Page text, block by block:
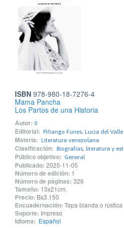
ISBN 978-980-18-7276-4
Mama Pancha
Los Partos de una Historia
Autor: 0
Editorial: Piñango Funes, Lucia del Valle
Materia: Literatura venezolana
Clasificación: Biografías, literatura y
Público objetivo: General
Publicado: 2025-11-05
Número de edición: 1
Número de páginas: 326
Tamaño: 13x21cm.
Precio: Bs3.150
Encuadernación: Tapa blanda o rústica
Soporte: Impreso
Idioma: Español